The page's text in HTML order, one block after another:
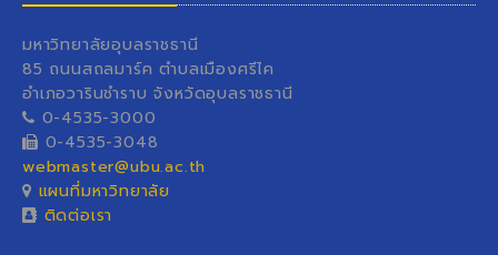
มหาวิทยาลัยอุบลราชธานี
85 ถนนสถลมาร์ค ตำบลเมืองศรีไค
อำเภอวารินชำราบ จังหวัดอุบลราชธานี
0-4535-3000
0-4535-3048
webmaster@ubu.ac.th
แผนที่มหาวิทยาลัย
ติดต่อเรา